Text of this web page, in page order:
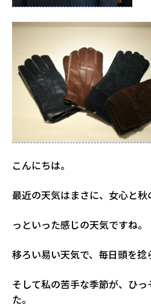
こんにちは。
最近の天気はまさに、女心と秋
っといった感じの天気ですね。
移ろい易い天気で、毎日頭を捻
そして私の苦手な季節が、ひ
た。